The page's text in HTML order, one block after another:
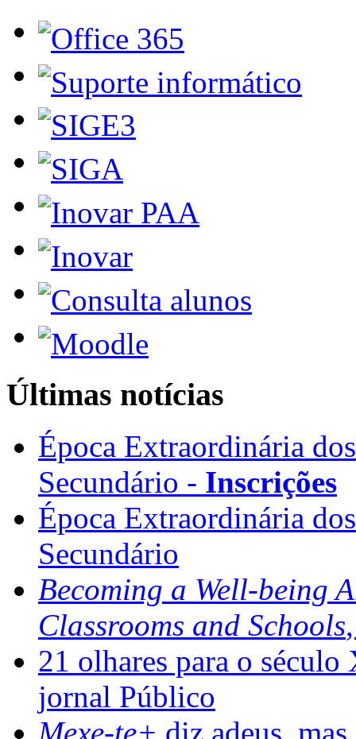
Últimas notícias
Época Extraordinária
Secundário - Inscrições
Época Extraordinária
Secundário
Becoming a Well-being
Classrooms and Schools
21 olhares para o
jornal Público